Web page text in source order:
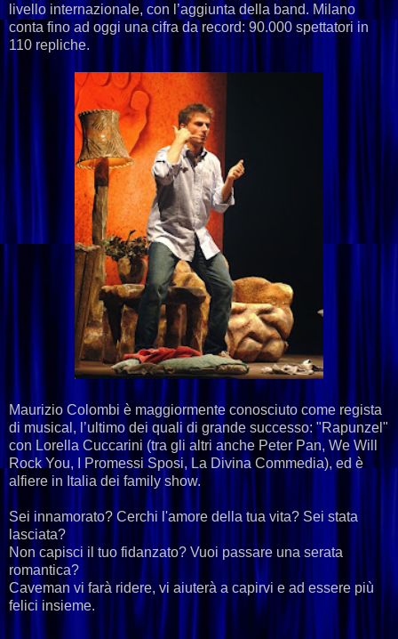
livello internazionale, con l’aggiunta della band. Milano
conta fino ad oggi una cifra da record: 90.000 spettatori in
110 repliche.
Maurizio Colombi è maggiormente conosciuto come regista
di musical, l’ultimo dei quali di grande successo: "Rapunzel"
con Lorella Cuccarini (tra gli altri anche Peter Pan, We Will
Rock You, I Promessi Sposi, La Divina Commedia), ed è
alfiere in Italia dei family show.
Sei innamorato? Cerchi l'amore della tua vita? Sei stata
lasciata?
Non capisci il tuo fidanzato? Vuoi passare una serata
romantica?
Caveman vi farà ridere, vi aiuterà a capirvi e ad essere più
felici insieme.